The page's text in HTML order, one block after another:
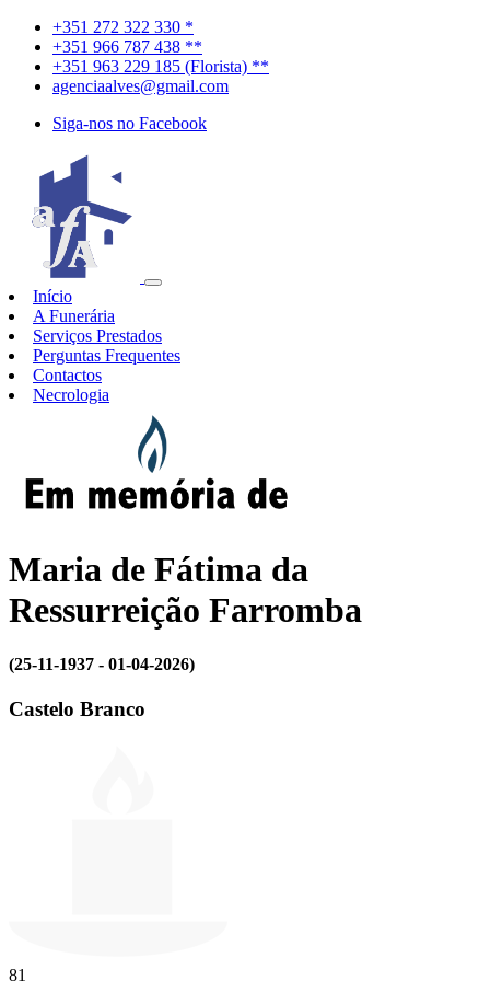
+351 272 322 330 *
+351 966 787 438 **
+351 963 229 185 (Florista) **
agenciaalves@gmail.com
Siga-nos no Facebook
Início
A Funerária
Serviços Prestados
Perguntas Frequentes
Contactos
Necrologia
Maria de Fátima da
Ressurreição Farromba
(25-11-1937 - 01-04-2026)
Castelo Branco
81